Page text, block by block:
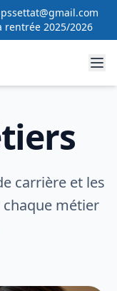
2025/2026
carrière et les
métier